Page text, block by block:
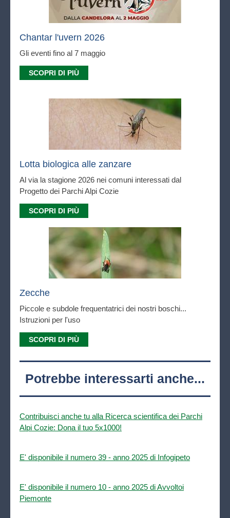
Chantar l'uvern 2026
Gli eventi fino al 7 maggio
SCOPRI DI PIÙ
Lotta biologica alle zanzare
Al via la stagione 2026 nei comuni interessati dal
Progetto dei Parchi Alpi Cozie
SCOPRI DI PIÙ
Zecche
Piccole e subdole frequentatrici dei nostri boschi...
Istruzioni per l'uso
SCOPRI DI PIÙ
Potrebbe interessarti anche...
Contribuisci anche tu alla Ricerca scientifica dei Parchi
Alpi Cozie: Dona il tuo 5x1000!
E' disponibile il numero 39 - anno 2025 di Infogipeto
E' disponibile il numero 10 - anno 2025 di Avvoltoi
Piemonte